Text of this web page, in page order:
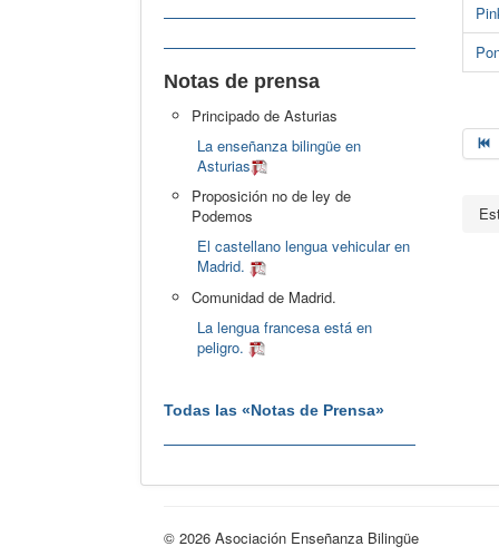
Notas de prensa
Principado de Asturias
La enseñanza bilingüe en
Asturias
Proposición no de ley de
Podemos
El castellano lengua vehicular en
Madrid.
Comunidad de Madrid.
La lengua francesa está en
peligro.
Todas las «Notas de Prensa»
© 2026 Asociación Enseñanza Bilingüe